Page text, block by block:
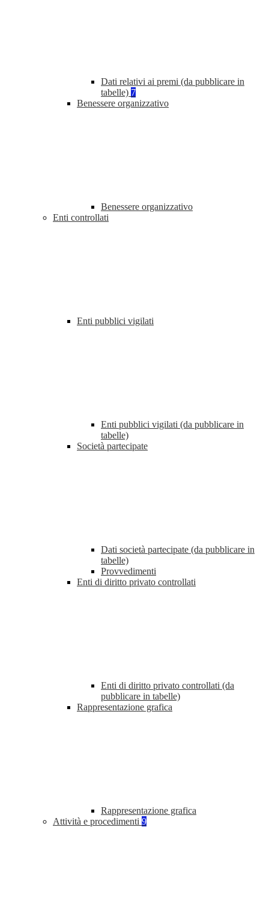
Dati relativi ai premi (da pubblicare in
tabelle) 7
Benessere organizzativo
Benessere organizzativo
Enti controllati
Enti pubblici vigilati
Enti pubblici vigilati (da pubblicare in
tabelle)
Società partecipate
Dati società partecipate (da pubblicare in
tabelle)
Provvedimenti
Enti di diritto privato controllati
Enti di diritto privato controllati (da
pubblicare in tabelle)
Rappresentazione grafica
Rappresentazione grafica
Attività e procedimenti 9